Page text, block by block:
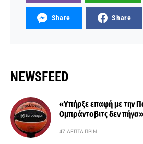
Share Share
NEWSFEED
«Υπήρξε επαφή με την
Ομπράντοβιτς δεν πήγα»
47 ΛΕΠΤΆ ΠΡΙΝ